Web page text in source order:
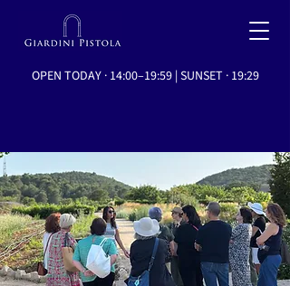
OPEN TODAY · 14:00–19:59 | SUNSET · 19:29